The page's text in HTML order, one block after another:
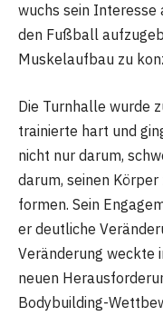
wuchs sein Interesse
den Fußball
Muskelaufbau zu
Die Turnhalle wurde
trainierte hart und
nicht nur darum,
darum, seinen
formen. Sein
er deutliche
Veränderung weckte
neuen
Bodybuilding-